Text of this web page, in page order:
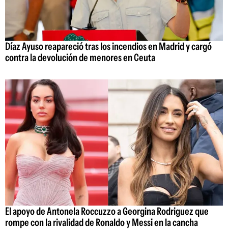
Díaz Ayuso reapareció tras los incendios en Madrid y cargó
contra la devolución de menores en Ceuta
El apoyo de Antonela Roccuzzo a Georgina Rodriguez que
rompe con la rivalidad de Ronaldo y Messi en la cancha